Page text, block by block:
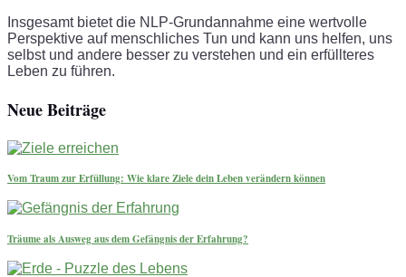
Insgesamt bietet die NLP-Grundannahme eine wertvolle
Perspektive auf menschliches Tun und kann uns helfen, uns
selbst und andere besser zu verstehen und ein erfüllteres
Leben zu führen.
Neue Beiträge
Vom Traum zur Erfüllung: Wie klare Ziele dein Leben verändern können
Träume als Ausweg aus dem Gefängnis der Erfahrung?